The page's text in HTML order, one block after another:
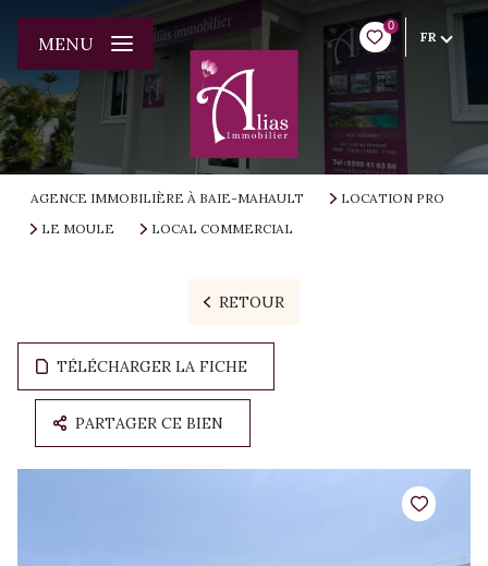
0
FR
MENU
AGENCE IMMOBILIÈRE À BAIE-MAHAULT
LOCATION PRO
LE MOULE
LOCAL COMMERCIAL
RETOUR
TÉLÉCHARGER LA FICHE
PARTAGER CE BIEN